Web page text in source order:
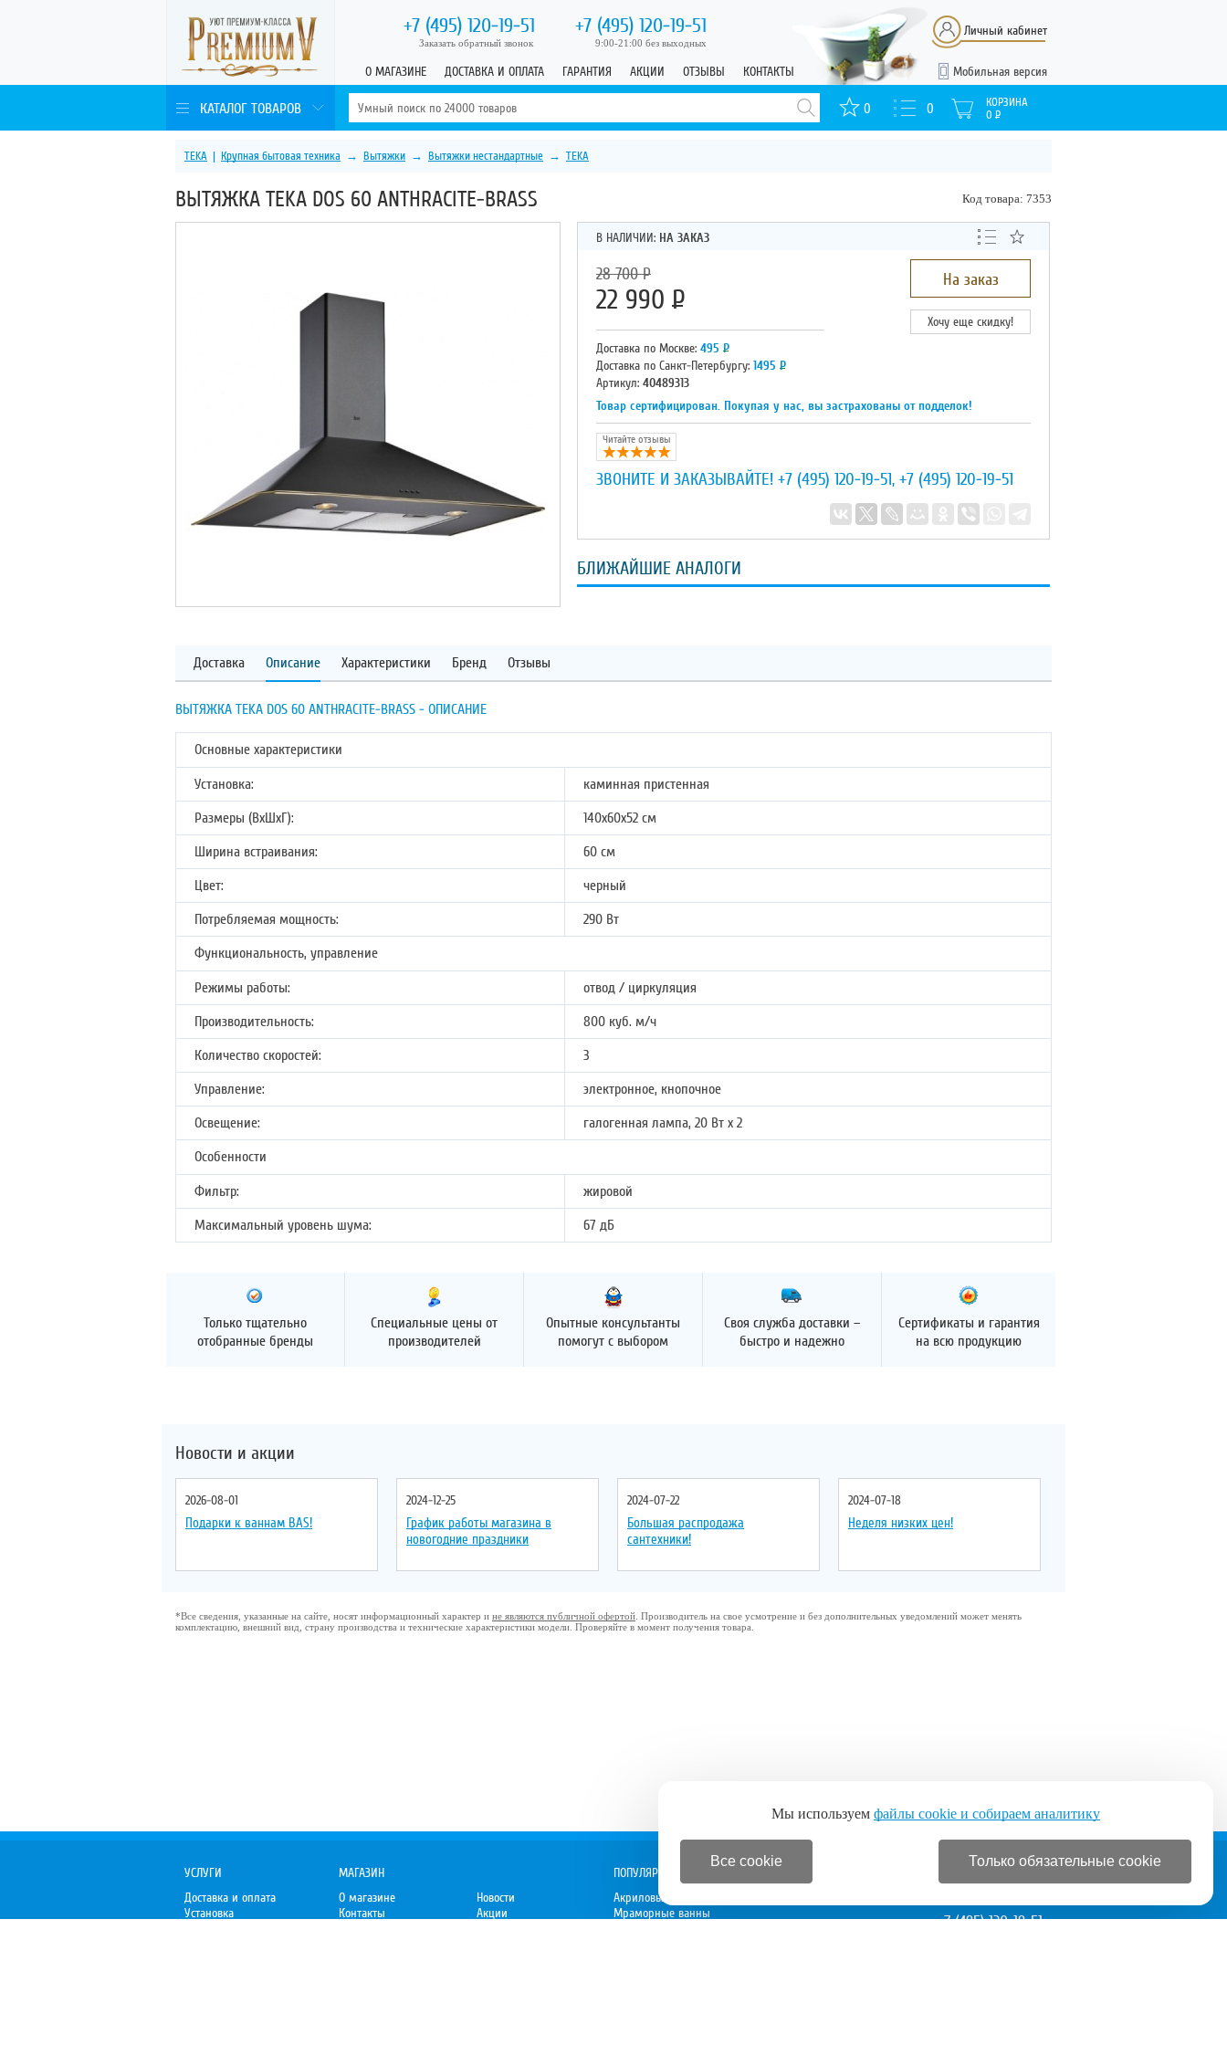
+7 (495) 120-19-51 +7 (495) 120-19-51
Заказать обратный звонок 9:00-21:00 без выходных
О МАГАЗИНЕ ДОСТАВКА И ОПЛАТА ГАРАНТИЯ АКЦИИ ОТЗЫВЫ КОНТАКТЫ Мобильная версия
Личный кабинет
КАТАЛОГ ТОВАРОВ 0 0
КОРЗИНА
0 Р
TEKA | Крупная бытовая техника → Вытяжки → Вытяжки нестандартные → TEKA
Код товара: 7353
ВЫТЯЖКА TEKA DOS 60 ANTHRACITE-BRASS
В НАЛИЧИИ: НА ЗАКАЗ
28 700Р
22 990 Р
На заказ
Хочу еще скидку!
Доставка по Москве: 495 Р
Доставка по Санкт-Петербургу: 1495 Р
Артикул: 40489313
Товар сертифицирован. Покупая у нас, вы застрахованы от подделок!
Читайте отзывы
ЗВОНИТЕ И ЗАКАЗЫВАЙТЕ! +7 (495) 120-19-51, +7 (495) 120-19-51
БЛИЖАЙШИЕ АНАЛОГИ
Доставка Описание Характеристики Бренд Отзывы
ВЫТЯЖКА TEKA DOS 60 ANTHRACITE-BRASS - ОПИСАНИЕ
Основные характеристики
Установка:
каминная пристенная
Размеры (ВхШхГ):
140х60х52 см
Ширина встраивания:
60 см
Цвет:
черный
Потребляемая мощность:
290 Вт
Функциональность, управление
Режимы работы:
отвод / циркуляция
Производительность:
800 куб. м/ч
Количество скоростей:
3
Управление:
электронное, кнопочное
Освещение:
галогенная лампа, 20 Вт х 2
Особенности
Фильтр:
жировой
Максимальный уровень шума:
67 дБ
Только тщательно
отобранные бренды
Специальные цены от
производителей
Опытные консультанты
помогут с выбором
Своя служба доставки –
быстро и надежно
Сертификаты и гарантия
на всю продукцию
Новости и акции
2026-08-01
Подарки к ваннам BAS!
2024-12-25
График работы магазина в
новогодние праздники
2024-07-22
Большая распродажа
сантехники!
2024-07-18
Неделя низких цен!
*Все сведения, указанные на сайте, носят информационный характер и не являются публичной офертой . Производитель на свое усмотрение и без дополнительных уведомлений может менять
комплектацию, внешний вид, страну производства и технические характеристики модели. Проверяйте в момент получения товара.
УСЛУГИ
Доставка и оплата
Установка
МАГАЗИН
О магазине
Контакты
Новости
Акции
ПОПУЛЯРНОЕ
Акриловые ванны
Мраморные ванны
+7 (495) 120-19-51
Мы используем файлы cookie и собираем аналитику
Все cookie Только обязательные cookie